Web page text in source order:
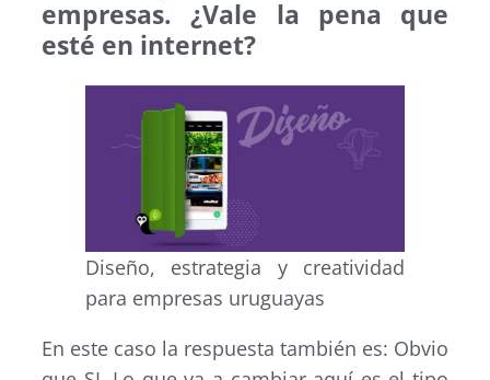
empresas. ¿Vale la pena que
esté en internet?
Diseño, estrategia y creatividad
para empresas uruguayas
En este caso la respuesta también es: Obvio